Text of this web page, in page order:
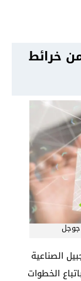
خرائط
جوجل
الصناعية
الخطوات